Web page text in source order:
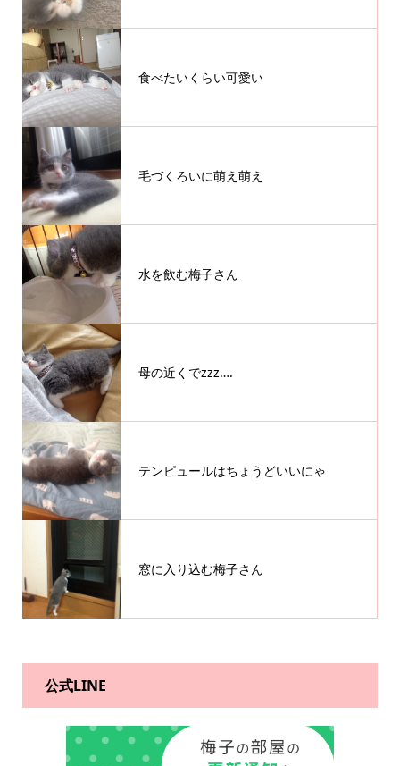
食べたいくらい可愛い
毛づくろいに萌え萌え
水を飲む梅子さん
母の近くでzzz….
テンピュールはちょうどいいにゃ
窓に入り込む梅子さん
公式LINE